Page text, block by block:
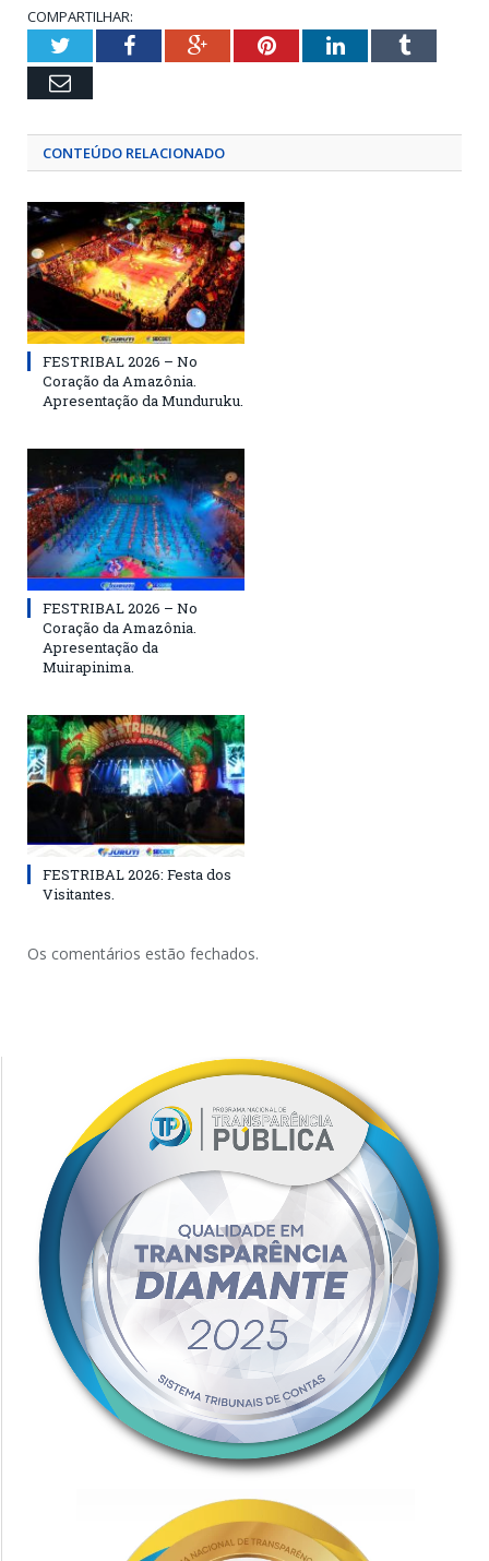
COMPARTILHAR:
TwitterFacebookGoogle+PinterestLinkedInTumblr
Email
CONTEÚDO RELACIONADO
FESTRIBAL 2026 – No
Coração da Amazônia.
Apresentação da Munduruku.
FESTRIBAL 2026 – No
Coração da Amazônia.
Apresentação da
Muirapinima.
FESTRIBAL 2026: Festa dos
Visitantes.
Os comentários estão fechados.